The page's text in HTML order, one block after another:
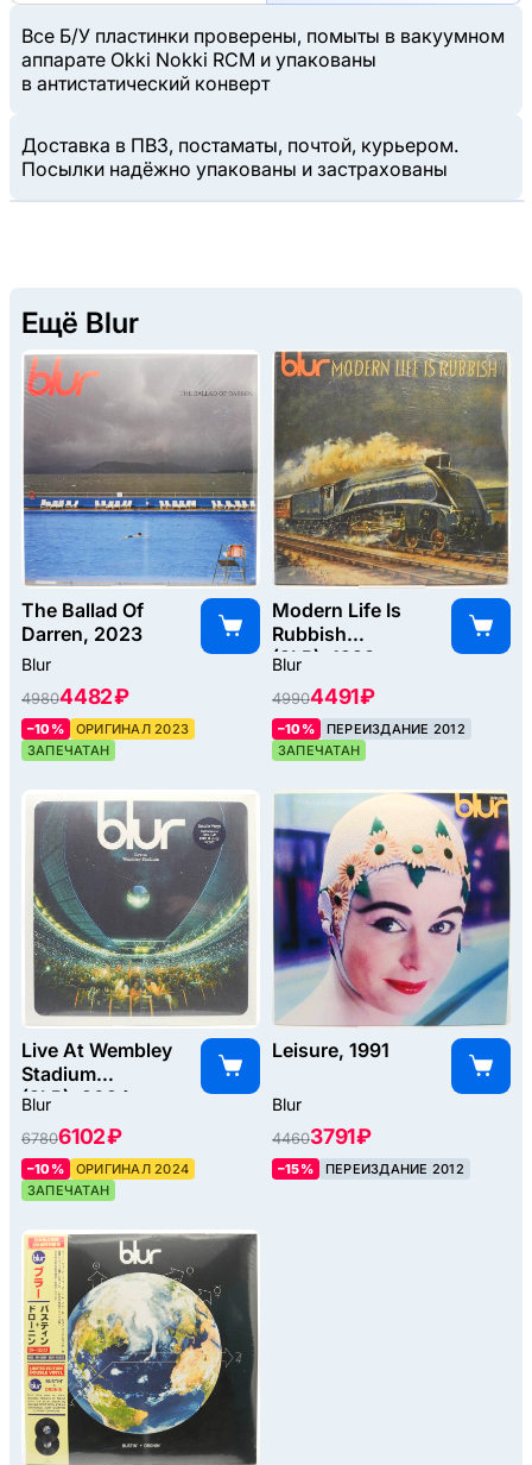
Все Б/У пластинки проверены, помыты в вакуумном
аппарате Okki Nokki RCM и упакованы
в антистатический конверт
Доставка в ПВЗ, постаматы, почтой, курьером.
Посылки надёжно упакованы и застрахованы
Ещё Blur
The Ballad Of
Darren, 2023
Blur
49804482 ₽
–10%
ОРИГИНАЛ 2023
ЗАПЕЧАТАН
Modern Life Is
Rubbish
(2LP), 1993
Blur
49904491 ₽
–10%
ПЕРЕИЗДАНИЕ 2012
ЗАПЕЧАТАН
Live At Wembley
Stadium
(2LP), 2024
Blur
67806102 ₽
–10%
ОРИГИНАЛ 2024
ЗАПЕЧАТАН
Leisure, 1991
Blur
44603791 ₽
–15% ПЕРЕИЗДАНИЕ 2012